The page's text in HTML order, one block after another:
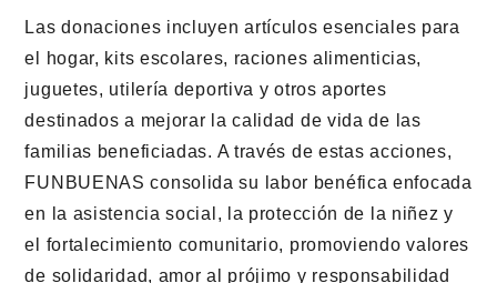
Las donaciones incluyen artículos esenciales para
el hogar, kits escolares, raciones alimenticias,
juguetes, utilería deportiva y otros aportes
destinados a mejorar la calidad de vida de las
familias beneficiadas. A través de estas acciones,
FUNBUENAS consolida su labor benéfica enfocada
en la asistencia social, la protección de la niñez y
el fortalecimiento comunitario, promoviendo valores
de solidaridad, amor al prójimo y responsabilidad